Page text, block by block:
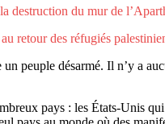
destruction du mur de
retour des réfugiés
peuple désarmé. Il n’y a
pays : les États-Unis